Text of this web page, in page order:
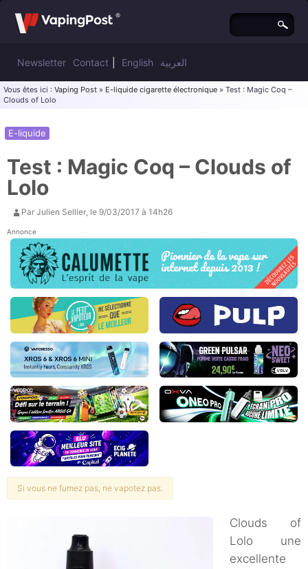
Newsletter Contact English العربية
Vous êtes ici : Vaping Post » E-liquide cigarette électronique » Test : Magic Coq –
Clouds of Lolo
Test : Magic Coq – Clouds of
Lolo
E-liquide
Par Julien Sellier, le 9/03/2017 à 14h26
Annonce
Si vous ne fumez pas, ne vapotez pas.
Clouds of
Lolo une
excellente